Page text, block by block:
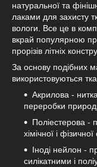
натуральної та
лаками для захисту
вологи. Все це в
вкрай популярною
прорізів літніх
За основу подібних
використовуються
Акрилова -
переробки
Поліестерова -
хімічної і
Іноді нейлон -
силікатними і